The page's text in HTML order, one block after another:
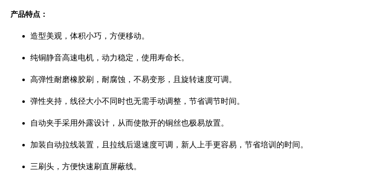
产品特点：
造型美观，体积小巧，方便移动。
纯铜静音高速电机，动力稳定，使用寿命长。
高弹性耐磨橡胶刷，耐腐蚀，不易变形，且旋转速度可调。
弹性夹持，线径大小不同时也无需手动调整，节省调节时间。
自动夹手采用外露设计，从而使散开的铜丝也极易放置。
加装自动拉线装置，且拉线后退速度可调，新人上手更容易，节省培训的时间。
三刷头，方便快速刷直屏蔽线。